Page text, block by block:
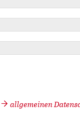
allgemeinen